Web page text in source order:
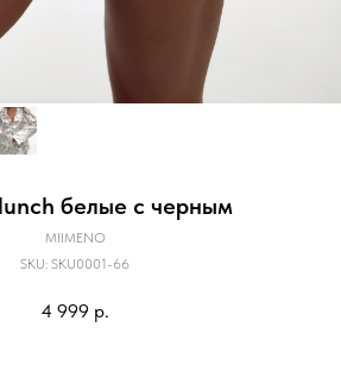
белые с черным
MIIMENO
SKU: SKU0001-66
4 999 р.